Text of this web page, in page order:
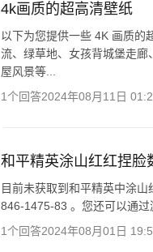
4k画质的超高清壁纸
以下为您提供一些 4K 画质的
流、绿草地、女孩背城堡走
屋风景等...
1个回答2024年08月11日
和平精英涂山红红捏脸
目前未获取到和平精英中涂
846-1475-83 。您还可以通过
1个回答2024年08月01日